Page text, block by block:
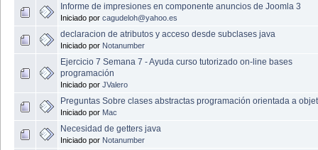
Informe de impresiones en componente anuncios de Joomla 3
Iniciado por cagudeloh@yahoo.es
declaracion de atributos y acceso desde subclases java
Iniciado por Notanumber
Ejercicio 7 Semana 7 - Ayuda curso tutorizado on-line bases
programación
Iniciado por JValero
Preguntas Sobre clases abstractas programación orientada a
Iniciado por Mac
Necesidad de getters java
Iniciado por Notanumber